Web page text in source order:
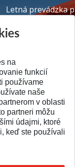
Letná prevádzka
Pridané 23.06.2026
na
funkcií
používame
naše
v oblasti
partneri môžu
údajmi, ktoré
keď ste používali